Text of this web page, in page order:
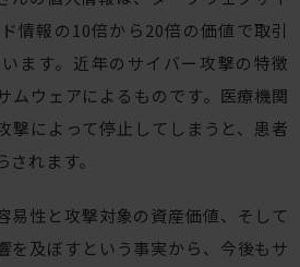
情報の10倍から20倍の価値で取引
ます。近年のサイバー攻撃の特徴
ムウェアによるものです。医療機関
撃によって停止してしまうと、患者
れます。
易性と攻撃対象の資産価値、そして
を及ぼすという事実から、今後もサ